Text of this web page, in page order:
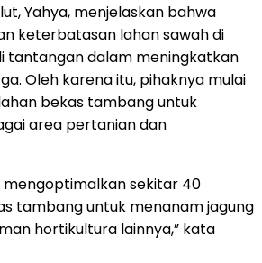
Yahya, menjelaskan bahwa
keterbatasan lahan sawah di
tantangan dalam meningkatkan
Oleh karena itu, pihaknya mulai
bekas tambang untuk
area pertanian dan
mengoptimalkan sekitar 40
tambang untuk menanam jagung
hortikultura lainnya,” kata